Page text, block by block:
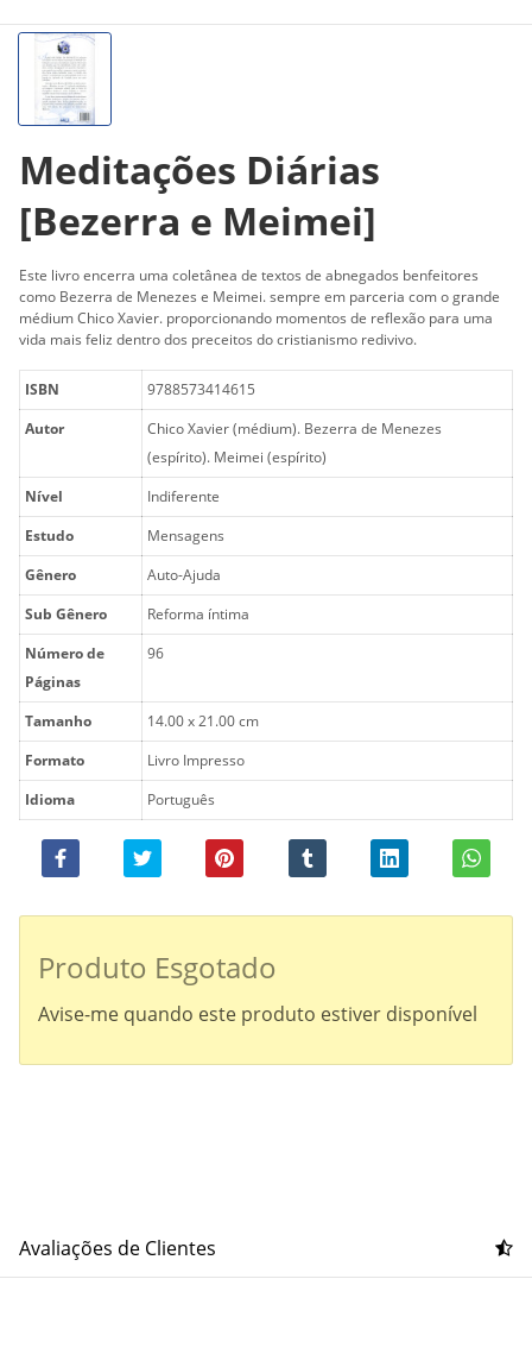
Produto Esgotado
Avise-me quando este produto estiver disponível
Meditações Diárias
[Bezerra e Meimei]
Este livro encerra uma coletânea de textos de abnegados benfeitores
como Bezerra de Menezes e Meimei. sempre em parceria com o grande
médium Chico Xavier. proporcionando momentos de reflexão para uma
vida mais feliz dentro dos preceitos do cristianismo redivivo.
ISBN
9788573414615
Autor
Chico Xavier (médium). Bezerra de Menezes
(espírito). Meimei (espírito)
Nível
Indiferente
Estudo
Mensagens
Gênero
Auto-Ajuda
Sub Gênero
Reforma íntima
Número de
Páginas
96
Tamanho
14.00 x 21.00 cm
Formato
Livro Impresso
Idioma
Português
Avaliações de Clientes